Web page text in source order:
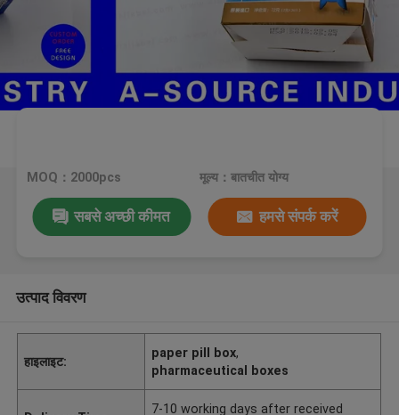
MOQ：2000pcs मूल्य：बातचीत योग्य
सबसे अच्छी कीमत हमसे संपर्क करें
उत्पाद विवरण
हाइलाइट:
paper pill box,
pharmaceutical boxes
7-10 working days after received